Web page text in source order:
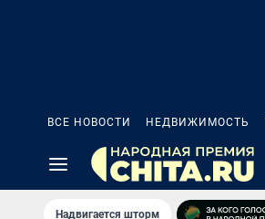
ВСЕ НОВОСТИ НЕДВИЖИМОСТЬ
Надвигается шторм